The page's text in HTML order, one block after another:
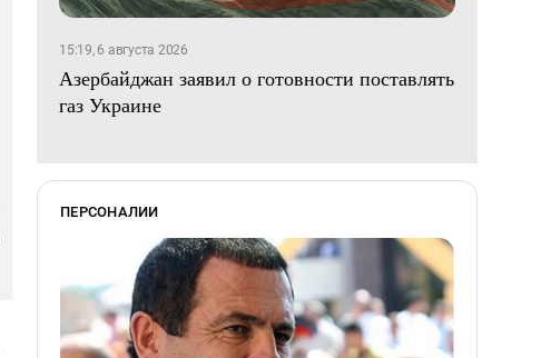
15:19, 6 августа 2026
Азербайджан заявил о готовности поставлять
газ Украине
ПЕРСОНАЛИИ